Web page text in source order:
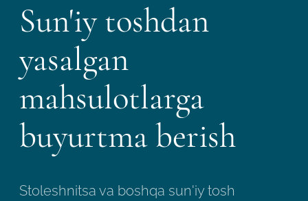
Sun'iy toshdan
yasalgan
mahsulotlarga
buyurtma berish
Stoleshnitsa va boshqa sun'iy tosh